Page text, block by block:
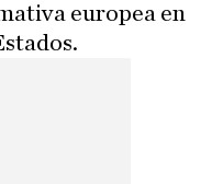
europea en